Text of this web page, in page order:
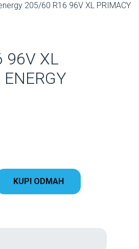
205/60 R16 96V XL PRIMACY
96V XL
KUPI ODMAH